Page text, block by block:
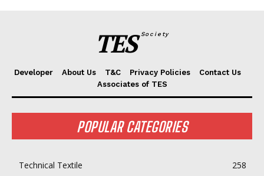
TES Society
Developer About Us T&C Privacy Policies
Contact Us
Associates of TES
POPULAR CATEGORIES
Technical Textile
258